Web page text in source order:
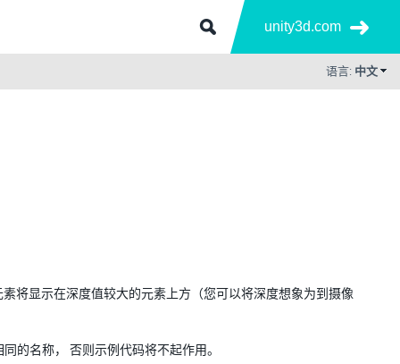
unity3d.com
语言: 中文
将显示在深度值较大的元素上方（您可以将深度想象为到摄像
的名称， 否则示例代码将不起作用。